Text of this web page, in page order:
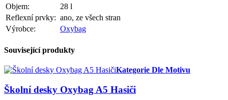
Objem:
28 l
Reflexní prvky: ano, ze všech stran
Výrobce:
Oxybag
Související produkty
Kategorie Dle Motivu
Školní desky Oxybag A5 Hasiči